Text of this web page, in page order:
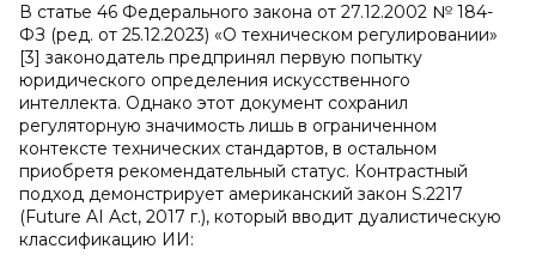
В статье 46 Федерального закона от 27.12.2002 № 184-
ФЗ (ред. от 25.12.2023) «О техническом регулировании»
[3] законодатель предпринял первую попытку
юридического определения искусственного
интеллекта. Однако этот документ сохранил
регуляторную значимость лишь в ограниченном
контексте технических стандартов, в остальном
приобретя рекомендательный статус. Контрастный
подход демонстрирует американский закон S.2217
(Future AI Act, 2017 г.), который вводит дуалистическую
классификацию ИИ: